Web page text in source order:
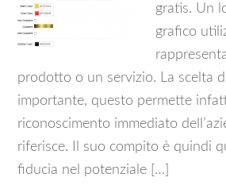
gratis. Un
grafico
prodotto o un servizio. La scelta
importante, questo permette
riconoscimento immediato
riferisce. Il suo compito è quindi
fiducia nel potenziale […]